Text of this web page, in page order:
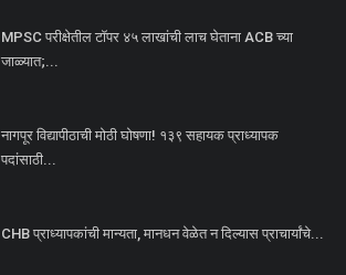
MPSC परीक्षेतील टॉपर ४५ लाखांची लाच घेताना ACB च्या
जाळ्यात;...
नागपूर विद्यापीठाची मोठी घोषणा! १३९ सहायक प्राध्यापक
पदांसाठी...
CHB प्राध्यापकांची मान्यता, मानधन वेळेत न दिल्यास प्राचार्यांचे...